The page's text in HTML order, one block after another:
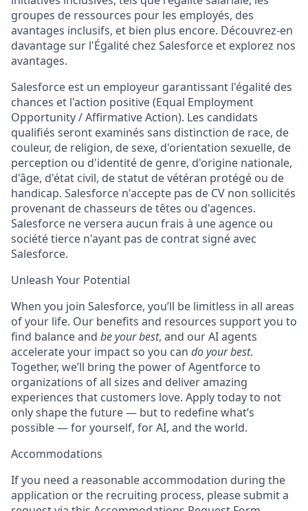
groupes de ressources pour les employés, des
avantages inclusifs, et bien plus encore. Découvrez-en
davantage sur l'Égalité chez Salesforce et explorez nos
avantages.
Salesforce est un employeur garantissant l'égalité des
chances et l'action positive (Equal Employment
Opportunity / Affirmative Action). Les candidats
qualifiés seront examinés sans distinction de race, de
couleur, de religion, de sexe, d'orientation sexuelle, de
perception ou d'identité de genre, d'origine nationale,
d'âge, d'état civil, de statut de vétéran protégé ou de
handicap. Salesforce n'accepte pas de CV non sollicités
provenant de chasseurs de têtes ou d'agences.
Salesforce ne versera aucun frais à une agence ou
société tierce n'ayant pas de contrat signé avec
Salesforce.
Unleash Your Potential
When you join Salesforce, you’ll be limitless in all areas
of your life. Our benefits and resources support you to
find balance and be your best, and our AI agents
accelerate your impact so you can do your best.
Together, we’ll bring the power of Agentforce to
organizations of all sizes and deliver amazing
experiences that customers love. Apply today to not
only shape the future — but to redefine what’s
possible — for yourself, for AI, and the world.
Accommodations
If you need a reasonable accommodation during the
application or the recruiting process, please submit a